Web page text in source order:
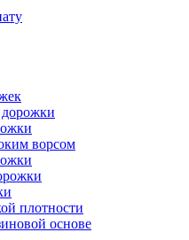
ворсом
плотности
основе